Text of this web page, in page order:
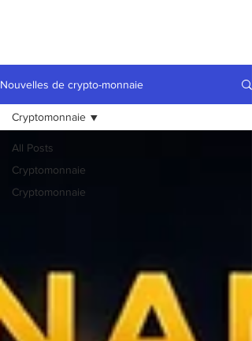
Nouvelles de crypto-monnaie
All Posts
Cryptomonnaie
Cryptomonnaie
Cryptomonnaie